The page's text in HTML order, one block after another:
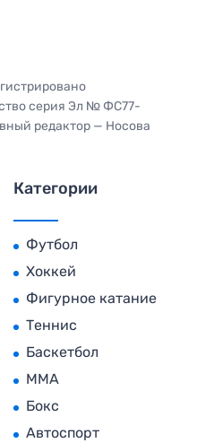
серия Эл № ФС77-
редактор — Носова
Категории
Футбол
Хоккей
Фигурное катание
Теннис
Баскетбол
MMA
Бокс
Автоспорт